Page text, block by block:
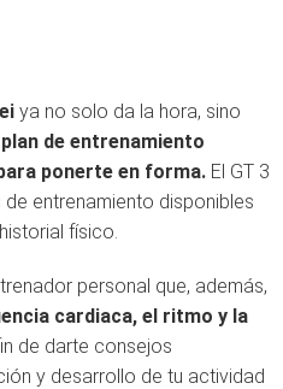
ya no solo da la hora, sino
plan de entrenamiento
ponerte en forma. El GT 3
entrenamiento disponibles
físico.
personal que, además,
cardiaca, el ritmo y la
de darte consejos
y desarrollo de tu actividad